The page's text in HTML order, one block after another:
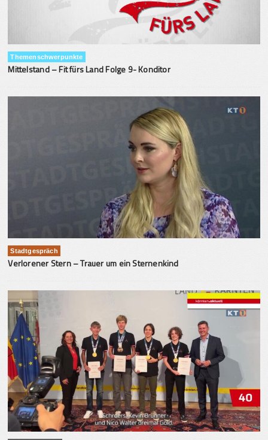
Themenschwerpunkte
Mittelstand – Fit fürs Land Folge 9- Konditor
Stadtgespräch
Verlorener Stern – Trauer um ein Sternenkind